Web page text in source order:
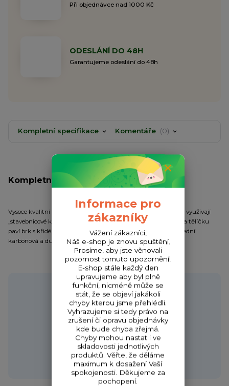
Při objednávce nad 1000 Kč
ODESLÁNÍ DO 48H
Garantujeme odeslání do 48h
Kompletní specifikace Komentáře 0
Kompletní specifikace
Vysoce kvalitní anglické splávky s regulovatelnou zátěží, které využívají
„stavebnicové koncepce“ Vario Match. V základním balení je na tělíčku
paví brk s křidélky a tři výměnné anténky (tenká plastová, střední
karbonová a dutá trubičková).
Potřebujete poradit?
Zákaznická podpora HONZA
+420 720 256 434
(Po-Čt 9-17 hod.,Pá 9-18 hod.)
obchod@fishcom.cz
Informace pro
zákazníky
Vážení zákazníci,
Náš e-shop je znovu spuštění.
Prosíme, aby jste věnovali
pozornost tomuto upozornění!
E-shop stále každý den
upravujeme aby byl plně
funkční, nicméně může se
stát, že se objeví jakákoli
chyby kterou jsme přehlédli.
Vyhrazujeme si tedy právo na
zrušení či opravu objednávky
kde bude chyba zřejmá.
Chyby mohou nastat i ve
skladovosti jednotlivých
produktů. Věřte, že děláme
maximum k dosažení Vaší
spokojenosti. Děkujeme za
pochopení.